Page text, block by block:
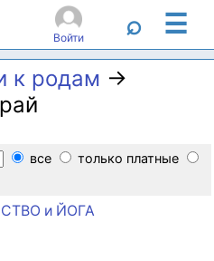
Войти ⌕ ☰
к родам →
все
только платные
и ЙОГА